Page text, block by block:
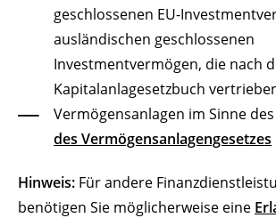
geschlossenen EU-
ausländischen geschlossenen
Investmentvermögen, die nach
Kapitalanlagesetzbuch
Vermögensanlagen im Sinne des
des Vermögensanlagengesetzes
Hinweis: Für andere
benötigen Sie möglicherweise eine